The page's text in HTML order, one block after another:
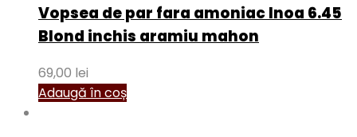
Vopsea de par fara amoniac Inoa 6.45
Blond inchis aramiu mahon
69,00 lei
Adaugă în coș